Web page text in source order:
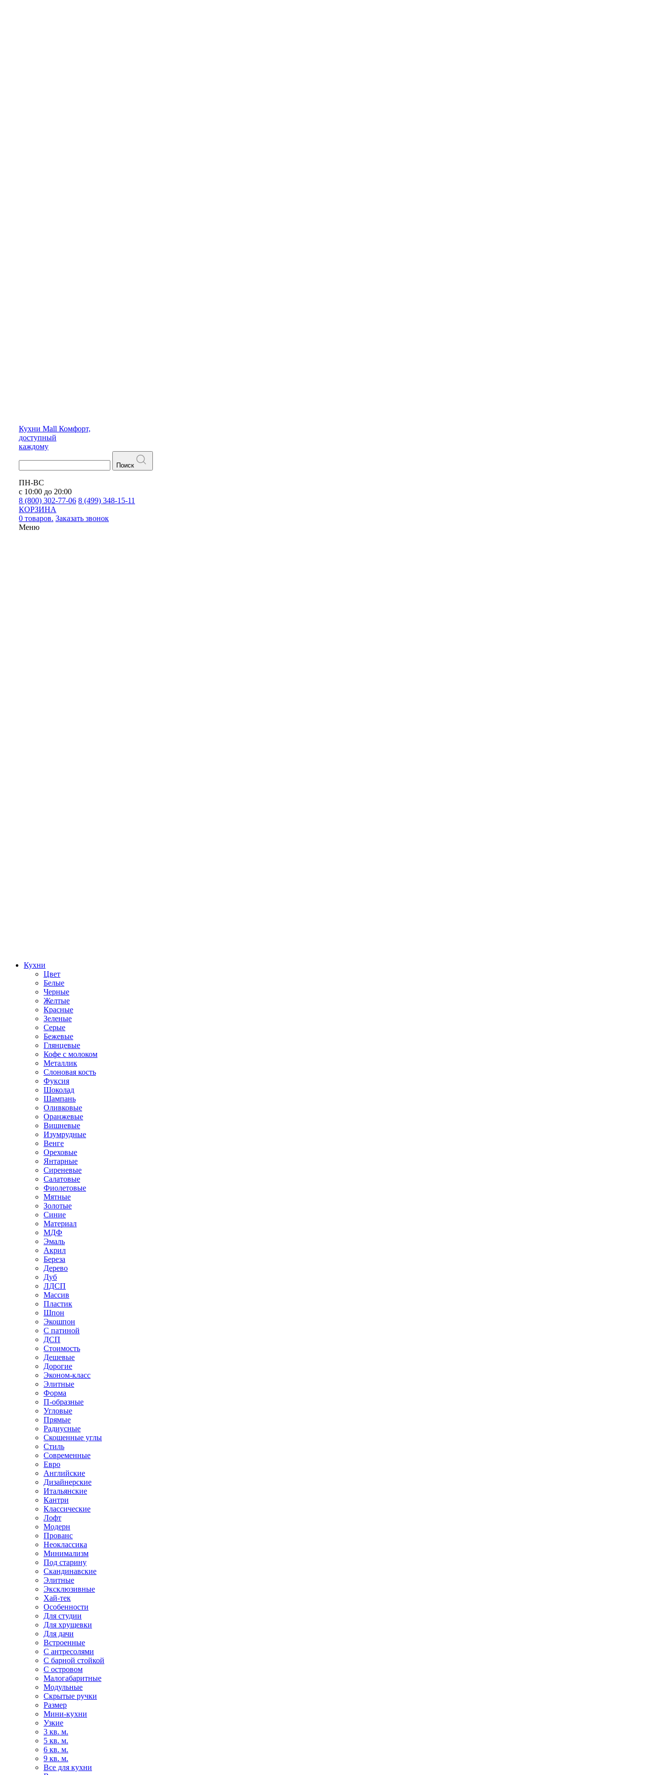
Кухни Mall Комфорт,
доступный
каждому
Поиск
ПН-ВС
с 10:00 до 20:00
8 (800) 302-77-06 8 (499) 348-15-11
КОРЗИНА
0 товаров. Заказать звонок
Меню
Кухни
Цвет
Белые
Черные
Желтые
Красные
Зеленые
Серые
Бежевые
Глянцевые
Кофе с молоком
Металлик
Слоновая кость
Фуксия
Шоколад
Шампань
Оливковые
Оранжевые
Вишневые
Изумрудные
Венге
Ореховые
Янтарные
Сиреневые
Салатовые
Фиолетовые
Мятные
Золотые
Синие
Материал
МДФ
Эмаль
Акрил
Береза
Дерево
Дуб
ЛДСП
Массив
Пластик
Шпон
Экошпон
С патиной
ДСП
Стоимость
Дешевые
Дорогие
Эконом-класс
Элитные
Форма
П-образные
Угловые
Прямые
Радиусные
Скошенные углы
Стиль
Современные
Евро
Английские
Дизайнерские
Итальянские
Кантри
Классические
Лофт
Модерн
Прованс
Неоклассика
Минимализм
Под старину
Скандинавские
Элитные
Эксклюзивные
Хай-тек
Особенности
Для студии
Для хрущевки
Для дачи
Встроенные
С антресолями
С барной стойкой
С островом
Малогабаритные
Модульные
Скрытые ручки
Размер
Мини-кухни
Узкие
3 кв. м.
5 кв. м.
6 кв. м.
9 кв. м.
Все для кухни